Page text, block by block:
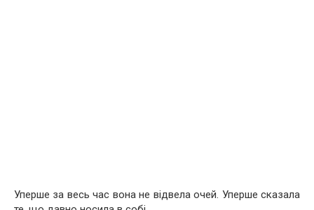
Уперше за весь час вона не відвела очей. Уперше сказала